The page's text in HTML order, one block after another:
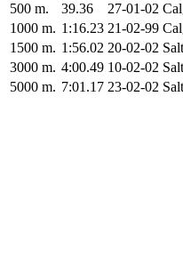
500 m.
39.36 27-01-02
1000 m. 1:16.23 21-02-99
1500 m. 1:56.02 20-02-02
3000 m. 4:00.49 10-02-02
5000 m. 7:01.17 23-02-02